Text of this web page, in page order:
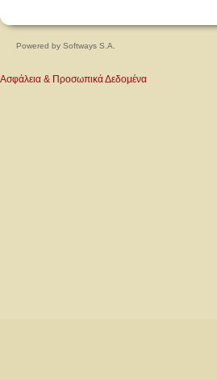
Powered by Softways S.A.
Ασφάλεια & Προσωπικά Δεδομένα